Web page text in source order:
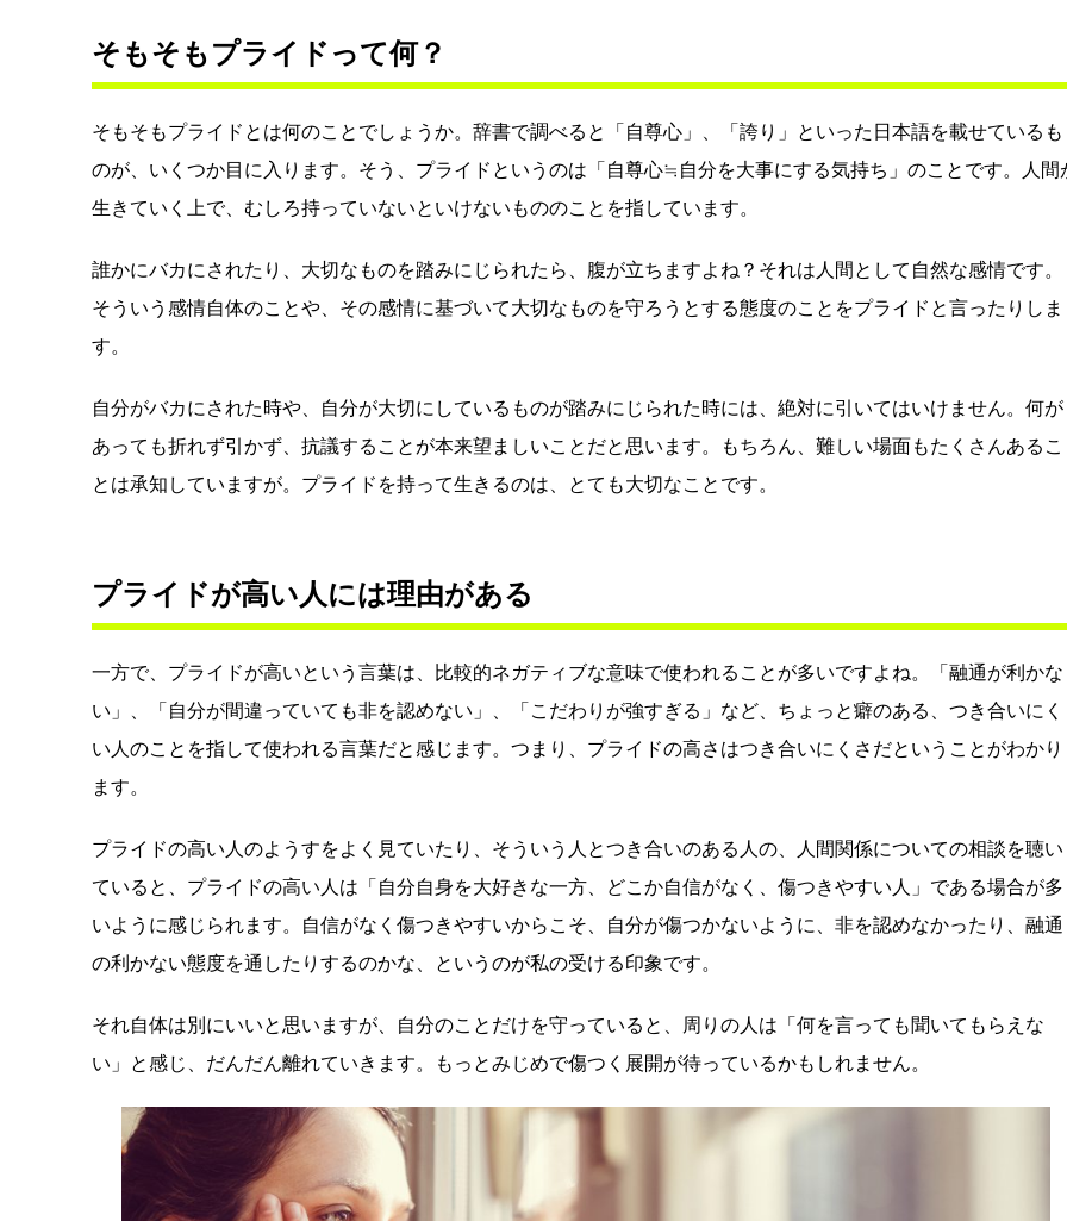
そもそもプライドって何？
そもそもプライドとは何のことでしょうか。辞書で調べると「自尊心」、「誇り」といった日本語を載せているも
のが、いくつか目に入ります。そう、プライドというのは「自尊心≒自分を大事にする気持ち」のことです。人間
生きていく上で、むしろ持っていないといけないもののことを指しています。
誰かにバカにされたり、大切なものを踏みにじられたら、腹が立ちますよね？それは人間として自然な感情です。
そういう感情自体のことや、その感情に基づいて大切なものを守ろうとする態度のことをプライドと言ったりしま
す。
自分がバカにされた時や、自分が大切にしているものが踏みにじられた時には、絶対に引いてはいけません。何が
あっても折れず引かず、抗議することが本来望ましいことだと思います。もちろん、難しい場面もたくさんあるこ
とは承知していますが。プライドを持って生きるのは、とても大切なことです。
プライドが高い人には理由がある
一方で、プライドが高いという言葉は、比較的ネガティブな意味で使われることが多いですよね。「融通が利かな
い」、「自分が間違っていても非を認めない」、「こだわりが強すぎる」など、ちょっと癖のある、つき合いにく
い人のことを指して使われる言葉だと感じます。つまり、プライドの高さはつき合いにくさだということがわかり
ます。
プライドの高い人のようすをよく見ていたり、そういう人とつき合いのある人の、人間関係についての相談を聴い
ていると、プライドの高い人は「自分自身を大好きな一方、どこか自信がなく、傷つきやすい人」である場合が多
いように感じられます。自信がなく傷つきやすいからこそ、自分が傷つかないように、非を認めなかったり、融通
の利かない態度を通したりするのかな、というのが私の受ける印象です。
それ自体は別にいいと思いますが、自分のことだけを守っていると、周りの人は「何を言っても聞いてもらえな
い」と感じ、だんだん離れていきます。もっとみじめで傷つく展開が待っているかもしれません。